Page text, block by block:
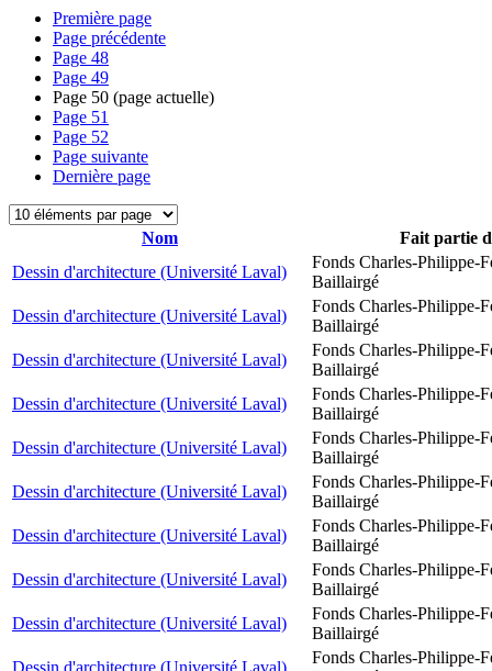
Première page
Page précédente
Page 48
Page 49
Page 50 (page actuelle)
Page 51
Page 52
Page suivante
Dernière page
Nom
Fait partie
Dessin d'architecture (Université Laval)
Fonds Charles-Philippe-
Baillairgé
Dessin d'architecture (Université Laval)
Fonds Charles-Philippe-
Baillairgé
Dessin d'architecture (Université Laval)
Fonds Charles-Philippe-
Baillairgé
Dessin d'architecture (Université Laval)
Fonds Charles-Philippe-
Baillairgé
Dessin d'architecture (Université Laval)
Fonds Charles-Philippe-
Baillairgé
Dessin d'architecture (Université Laval)
Fonds Charles-Philippe-
Baillairgé
Dessin d'architecture (Université Laval)
Fonds Charles-Philippe-
Baillairgé
Dessin d'architecture (Université Laval)
Fonds Charles-Philippe-
Baillairgé
Dessin d'architecture (Université Laval)
Fonds Charles-Philippe-
Baillairgé
Dessin d'architecture (Université Laval)
Fonds Charles-Philippe-